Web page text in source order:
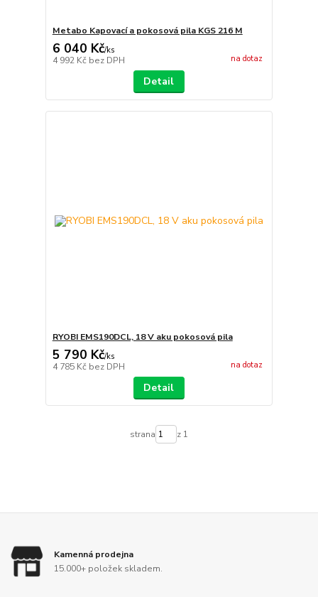
Metabo Kapovací a pokosová pila KGS 216 M
6 040 Kč/ks
4 992 Kč bez DPH na dotaz
Detail
RYOBI EMS190DCL, 18 V aku pokosová pila
5 790 Kč/ks
4 785 Kč bez DPH na dotaz
Detail
strana z 1
Kamenná prodejna
15.000+ položek skladem.